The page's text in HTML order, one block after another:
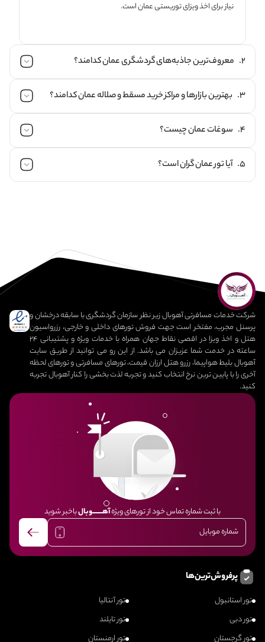
نیاز برای اخذ ویزای توریستی عمان است.
2. معروف‌ترین جاذبه‌های گردشگری عمان کدامند؟
پربازدید‌ترین جاذبه‌های گردشگری عمان شامل شهر مسقط، شهر
صلاله، شهر بهلاء، شهر نیزوا، جزیره ماسیره، شبه جزیره موساندام و
جبل‌ الاخضر هستند.
3. بهترین بازارها و مراکز خرید مسقط و صلاله عمان کدامند؟
بهترین پاساژها برای خرید سوغاتی در عمان عبارتند از مرکز خرید عمان
اونیو مال، سفیر مال و هایپرمارک لولو. همچنین برخی بازارهای خیابانی
در عمان وجود دارند که می‌توانید از آن‌ها دیدن کنید.
4. سوغات عمان چیست؟
در سفر با تور عمان می‎توانید اقلامی همچون لباس سنتی عمان، خنجر،
جواهرات، خرما، کندر، لیمو، شیرینی لگیمات، ظروف سفالی و ... را به
5. آیا تور عمان گران است؟
شرکت خدمات مسافرتی آهوبال زیر نظر سازمان گردشگری با سابقه درخشان و
پرسنل مجرب، مفتخر است جهت فروش تورهای داخلی و خارجی، رزرواسیون
هتل و اخذ ویزا در اقصی نقاط جهان همراه با خدمات ویژه و پشتیبانی 24
ساعته در خدمت شما عزیزان می باشد. از این رو می توانید از طریق سایت
آهوبال بلیط هواپیما، رزرو هتل ارزان قیمت، تورهای مسافرتی و تورهای لحظه
آخری را با پایین ترین نرخ انتخاب کنید و تجربه لذت بخشی را کنار آهوبال تجربه
کنید.
با ثبت شماره تماس خود از تورهای ویژهآهــــــــوبالباخبر شوید
پرفروش‌ترین‌ها
تور استانبول
تور آنتالیا
تور دبی
تور تایلند
تور گرجستان
تور ارمنستان